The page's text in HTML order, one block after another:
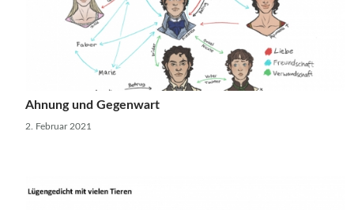
Ahnung und Gegenwart
2. Februar 2021